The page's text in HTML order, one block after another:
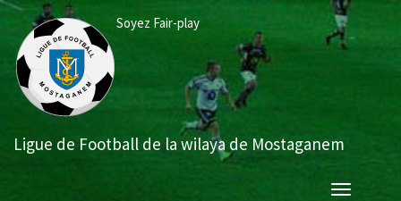
Aller
contenu
principal
Ligue de Football de la wilaya de Mostaganem
Soyez Fair-play
Toggle